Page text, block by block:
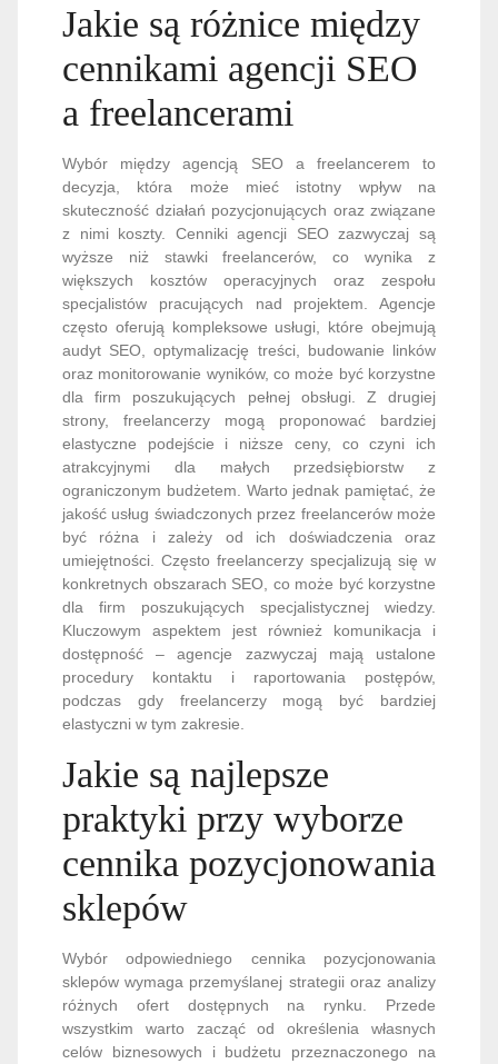
Jakie są różnice między
cennikami agencji SEO
a freelancerami
Wybór między agencją SEO a freelancerem to
decyzja, która może mieć istotny wpływ na
skuteczność działań pozycjonujących oraz związane
z nimi koszty. Cenniki agencji SEO zazwyczaj są
wyższe niż stawki freelancerów, co wynika z
większych kosztów operacyjnych oraz zespołu
specjalistów pracujących nad projektem. Agencje
często oferują kompleksowe usługi, które obejmują
audyt SEO, optymalizację treści, budowanie linków
oraz monitorowanie wyników, co może być korzystne
dla firm poszukujących pełnej obsługi. Z drugiej
strony, freelancerzy mogą proponować bardziej
elastyczne podejście i niższe ceny, co czyni ich
atrakcyjnymi dla małych przedsiębiorstw z
ograniczonym budżetem. Warto jednak pamiętać, że
jakość usług świadczonych przez freelancerów może
być różna i zależy od ich doświadczenia oraz
umiejętności. Często freelancerzy specjalizują się w
konkretnych obszarach SEO, co może być korzystne
dla firm poszukujących specjalistycznej wiedzy.
Kluczowym aspektem jest również komunikacja i
dostępność – agencje zazwyczaj mają ustalone
procedury kontaktu i raportowania postępów,
podczas gdy freelancerzy mogą być bardziej
elastyczni w tym zakresie.
Jakie są najlepsze
praktyki przy wyborze
cennika pozycjonowania
sklepów
Wybór odpowiedniego cennika pozycjonowania
sklepów wymaga przemyślanej strategii oraz analizy
różnych ofert dostępnych na rynku. Przede
wszystkim warto zacząć od określenia własnych
celów biznesowych i budżetu przeznaczonego na